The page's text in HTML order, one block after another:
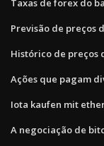
Taxas de forex do
Previsão de preços
Histórico de preços
Ações que pagam
Iota kaufen mit
A negociação de